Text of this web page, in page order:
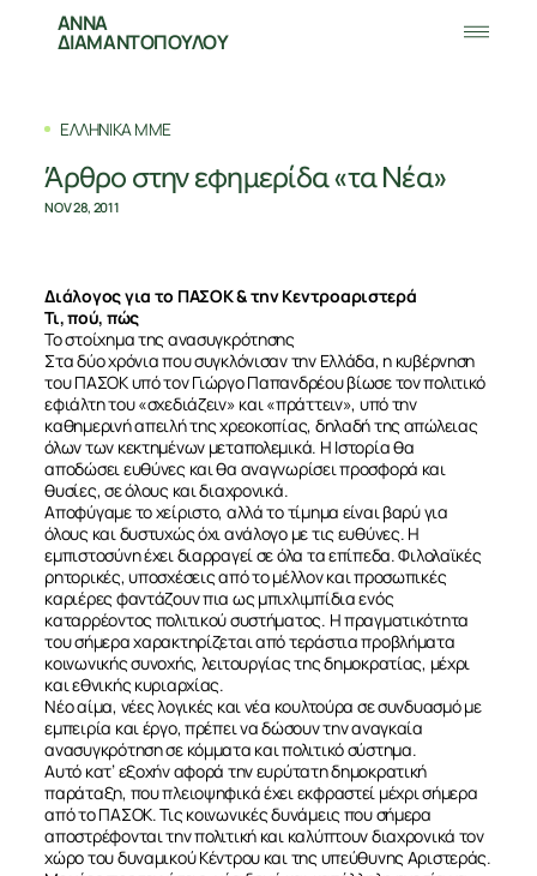
ΑΝΝΑ
ΔΙΑΜΑΝΤΟΠΟΥΛΟΥ
ΕΛΛΗΝΙΚΑ ΜΜΕ
Άρθρο στην εφημερίδα «τα Νέα»
NOV 28, 2011
Διάλογος για το ΠΑΣΟΚ & την Κεντροαριστερά
Τι, πού, πώς
Το στοίχημα της ανασυγκρότησης
Στα δύο χρόνια που συγκλόνισαν την Ελλάδα, η κυβέρνηση
του ΠΑΣΟΚ υπό τον Γιώργο Παπανδρέου βίωσε τον πολιτικό
εφιάλτη του «σχεδιάζειν» και «πράττειν», υπό την
καθημερινή απειλή της χρεοκοπίας, δηλαδή της απώλειας
όλων των κεκτημένων μεταπολεμικά. Η Ιστορία θα
αποδώσει ευθύνες και θα αναγνωρίσει προσφορά και
θυσίες, σε όλους και διαχρονικά.
Αποφύγαμε το χείριστο, αλλά το τίμημα είναι βαρύ για
όλους και δυστυχώς όχι ανάλογο με τις ευθύνες. Η
εμπιστοσύνη έχει διαρραγεί σε όλα τα επίπεδα. Φιλολαϊκές
ρητορικές, υποσχέσεις από το μέλλον και προσωπικές
καριέρες φαντάζουν πια ως μπιχλιμπίδια ενός
καταρρέοντος πολιτικού συστήματος. Η πραγματικότητα
του σήμερα χαρακτηρίζεται από τεράστια προβλήματα
κοινωνικής συνοχής, λειτουργίας της δημοκρατίας, μέχρι
και εθνικής κυριαρχίας.
Νέο αίμα, νέες λογικές και νέα κουλτούρα σε συνδυασμό με
εμπειρία και έργο, πρέπει να δώσουν την αναγκαία
ανασυγκρότηση σε κόμματα και πολιτικό σύστημα.
Αυτό κατ’ εξοχήν αφορά την ευρύτατη δημοκρατική
παράταξη, που πλειοψηφικά έχει εκφραστεί μέχρι σήμερα
από το ΠΑΣΟΚ. Τις κοινωνικές δυνάμεις που σήμερα
αποστρέφονται την πολιτική και καλύπτουν διαχρονικά τον
χώρο του δυναμικού Κέντρου και της υπεύθυνης Αριστεράς.